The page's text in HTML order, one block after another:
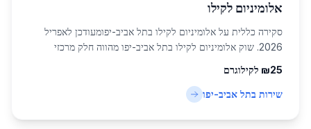
אלומיניום לקילו
סקירה כללית על אלומיניום לקילו בתל אביב-יפומעודכן לאפריל
2026. שוק אלומיניום לקילו בתל אביב-יפו מהווה חלק מרכזי
כ-460,613 תושבים. תל אביב-יפו,...
₪25 לקילוגרם
שירות בתל אביב-יפו